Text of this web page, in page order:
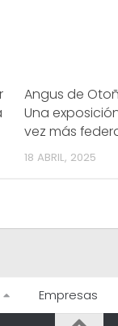
Angus de
Una
vez más
18 ABRIL, 2025
Empresas